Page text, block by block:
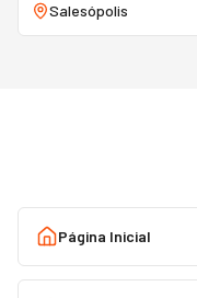
Salesópolis
Página Inicial